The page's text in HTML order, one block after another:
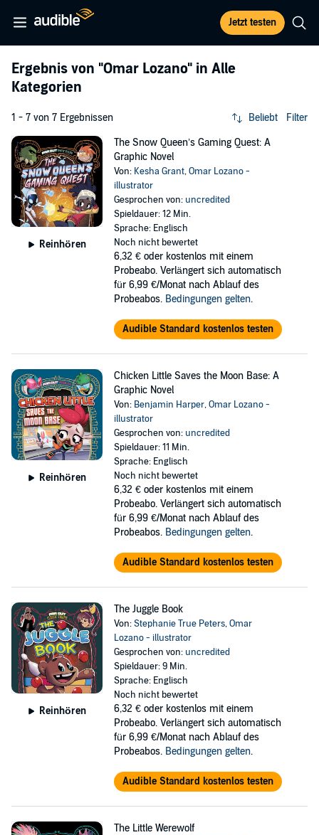
Jetzt testen
Ergebnis von "Omar Lozano" in Alle
Kategorien
1 - 7 von 7 Ergebnissen Beliebt Filter
Reinhören
The Snow Queen’s Gaming Quest: A
Graphic Novel
Von: Kesha Grant,Omar Lozano -
illustrator
Gesprochen von: uncredited
Spieldauer: 12 Min.
Sprache: Englisch
Noch nicht bewertet
6,32 € oder kostenlos mit einem
Probeabo. Verlängert sich automatisch
für 6,99 €/Monat nach Ablauf des
Probeabos. Bedingungen gelten.
Audible Standard kostenlos testen
Reinhören
Chicken Little Saves the Moon Base: A
Graphic Novel
Von: Benjamin Harper,Omar Lozano -
illustrator
Gesprochen von: uncredited
Spieldauer: 11 Min.
Sprache: Englisch
Noch nicht bewertet
6,32 € oder kostenlos mit einem
Probeabo. Verlängert sich automatisch
für 6,99 €/Monat nach Ablauf des
Probeabos. Bedingungen gelten.
Audible Standard kostenlos testen
Reinhören
The Juggle Book
Von:Stephanie True Peters,Omar
Lozano - illustrator
Gesprochen von: uncredited
Spieldauer: 9 Min.
Sprache: Englisch
Noch nicht bewertet
6,32 € oder kostenlos mit einem
Probeabo. Verlängert sich automatisch
für 6,99 €/Monat nach Ablauf des
Probeabos. Bedingungen gelten.
Audible Standard kostenlos testen
The Little Werewolf